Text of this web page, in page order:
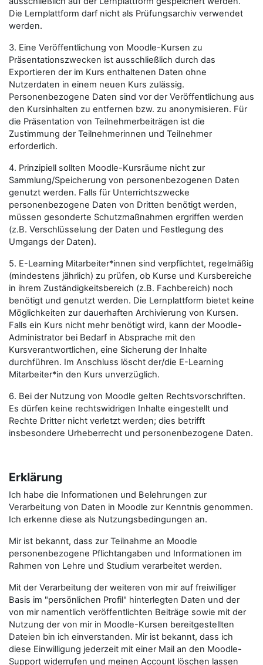
Die Lernplattform darf nicht als Prüfungsarchiv verwendet
werden.
3. Eine Veröffentlichung von Moodle-Kursen zu
Präsentationszwecken ist ausschließlich durch das
Exportieren der im Kurs enthaltenen Daten ohne
Nutzerdaten in einem neuen Kurs zulässig.
Personenbezogene Daten sind vor der Veröffentlichung aus
den Kursinhalten zu entfernen bzw. zu anonymisieren. Für
die Präsentation von Teilnehmerbeiträgen ist die
Zustimmung der Teilnehmerinnen und Teilnehmer
erforderlich.
4. Prinzipiell sollten Moodle-Kursräume nicht zur
Sammlung/Speicherung von personenbezogenen Daten
genutzt werden. Falls für Unterrichtszwecke
personenbezogene Daten von Dritten benötigt werden,
müssen gesonderte Schutzmaßnahmen ergriffen werden
(z.B. Verschlüsselung der Daten und Festlegung des
Umgangs der Daten).
5. E-Learning Mitarbeiter*innen sind verpflichtet, regelmäßig
(mindestens jährlich) zu prüfen, ob Kurse und Kursbereiche
in ihrem Zuständigkeitsbereich (z.B. Fachbereich) noch
benötigt und genutzt werden. Die Lernplattform bietet keine
Möglichkeiten zur dauerhaften Archivierung von Kursen.
Falls ein Kurs nicht mehr benötigt wird, kann der Moodle-
Administrator bei Bedarf in Absprache mit den
Kursverantwortlichen, eine Sicherung der Inhalte
durchführen. Im Anschluss löscht der/die E-Learning
Mitarbeiter*in den Kurs unverzüglich.
6. Bei der Nutzung von Moodle gelten Rechtsvorschriften.
Es dürfen keine rechtswidrigen Inhalte eingestellt und
Rechte Dritter nicht verletzt werden; dies betrifft
insbesondere Urheberrecht und personenbezogene Daten.
Erklärung
Ich habe die Informationen und Belehrungen zur
Verarbeitung von Daten in Moodle zur Kenntnis genommen.
Ich erkenne diese als Nutzungsbedingungen an.
Mir ist bekannt, dass zur Teilnahme an Moodle
personenbezogene Pflichtangaben und Informationen im
Rahmen von Lehre und Studium verarbeitet werden.
Mit der Verarbeitung der weiteren von mir auf freiwilliger
Basis im "persönlichen Profil" hinterlegten Daten und der
von mir namentlich veröffentlichten Beiträge sowie mit der
Nutzung der von mir in Moodle-Kursen bereitgestellten
Dateien bin ich einverstanden. Mir ist bekannt, dass ich
diese Einwilligung jederzeit mit einer Mail an den Moodle-
Support widerrufen und meinen Account löschen lassen